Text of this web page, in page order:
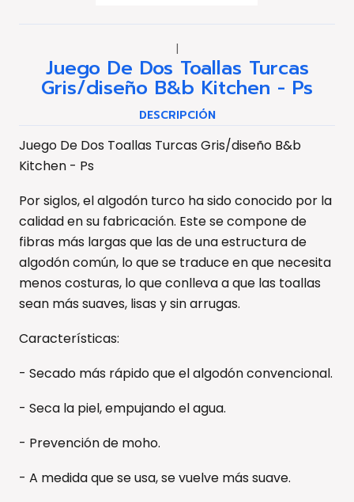
|
Juego De Dos Toallas Turcas
Gris/diseño B&b Kitchen - Ps
DESCRIPCIÓN
Juego De Dos Toallas Turcas Gris/diseño B&b
Kitchen - Ps
Por siglos, el algodón turco ha sido conocido por la
calidad en su fabricación. Este se compone de
fibras más largas que las de una estructura de
algodón común, lo que se traduce en que necesita
menos costuras, lo que conlleva a que las toallas
sean más suaves, lisas y sin arrugas.
Características:
- Secado más rápido que el algodón convencional.
- Seca la piel, empujando el agua.
- Prevención de moho.
- A medida que se usa, se vuelve más suave.